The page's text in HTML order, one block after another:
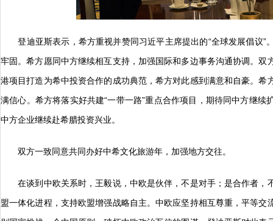
登迪亚斯表示，希方重视并赞同习近平主席提出的“全球发展倡议”
牢固。希方愿同中方继续相互支持，加强国际和多边事务沟通协调。
港项目打造为希中投资合作的成功典范，希方对此感到满意和自豪。
满信心。希方将落实好共建“一带一路”重点合作项目，期待同中方继
中方企业继续赴希腊投资兴业。
双方一致同意共同办好中希文化旅游年，加强地方交往。
在谈到中欧关系时，王毅说，中欧是伙伴，不是对手；是合作者，
盟一体化进程，支持欧盟增强战略自主。中欧应坚持相互尊重，平等